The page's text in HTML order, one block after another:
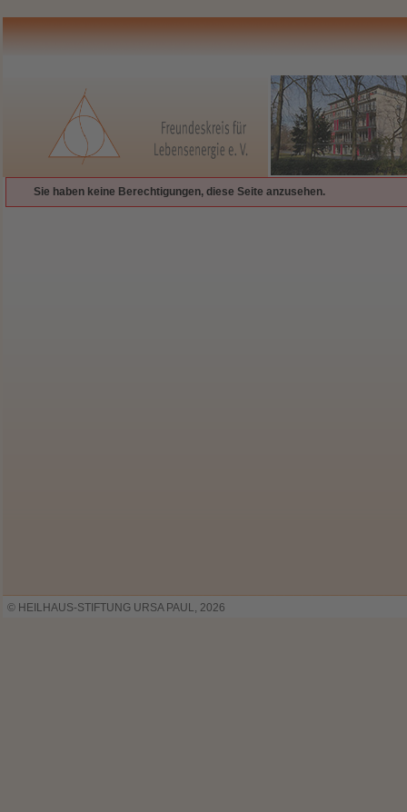
Sie haben keine Berechtigungen, diese Seite anzusehen.
© HEILHAUS-STIFTUNG URSA PAUL, 2026